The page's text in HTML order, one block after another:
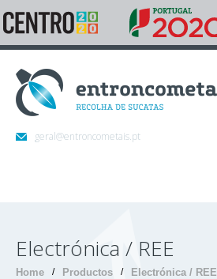
geral@entroncometais.pt
Electrónica / REE
Home / Productos / Electrónica / REE